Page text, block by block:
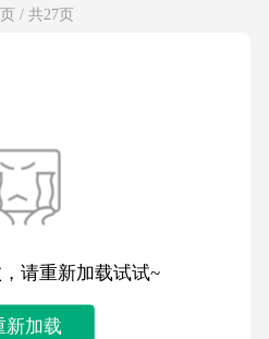
/ 共27页
请重新加载试试~
新加载